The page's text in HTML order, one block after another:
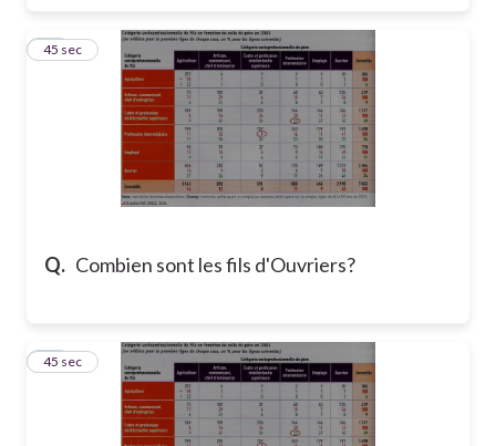
Q. Combien sont les fils d'Ouvriers?
17
45 sec
18
45 sec